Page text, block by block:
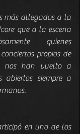
más allegados a la
que a la escena
quienes
propios de
nos han vuelto a
abiertos siempre a
en uno de los